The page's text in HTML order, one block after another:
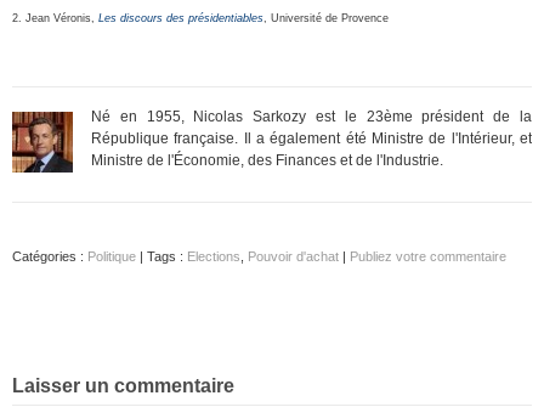
2. Jean Véronis, Les discours des présidentiables , Université de Provence
Né en 1955, Nicolas Sarkozy est le 23ème président de la
République française. Il a également été Ministre de l'Intérieur, et
Ministre de l'Économie, des Finances et de l'Industrie.
Catégories : Politique | Tags : Elections Pouvoir d'achat | Publiez votre commentaire
Laisser un commentaire